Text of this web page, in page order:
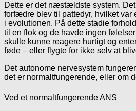
Dette er det næstældste system.
forfædre blev til pattedyr, hvilket var
i evolutionen. På dette stadie
til en flok og de havde ingen
skulle kunne reagere hurtigt og
føde – eller flygte for ikke selv at
Det autonome nervesystem
det er normaltfungerende, eller om
Ved et normaltfungerende ANS